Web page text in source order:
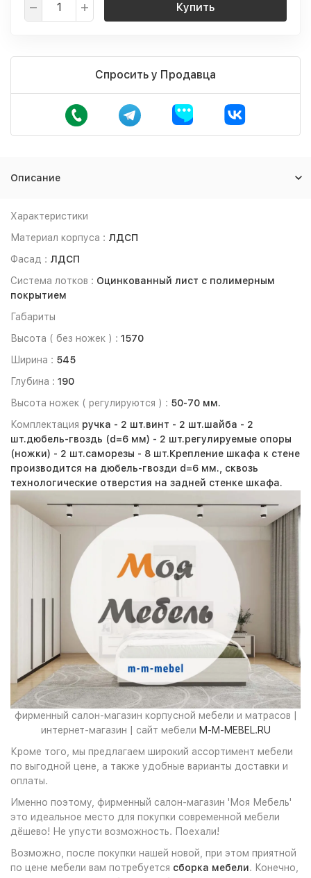
Купить
Спросить у Продавца
Описание
Характеристики
Материал корпуса : ЛДСП
Фасад : ЛДСП
Система лотков : Оцинкованный лист с полимерным
покрытием
Габариты
Высота ( без ножек ) : 1570
Ширина : 545
Глубина : 190
Высота ножек ( регулируются ) : 50-70 мм.
Комплектация ручка - 2 шт.винт - 2 шт.шайба - 2
шт.дюбель-гвоздь (d=6 мм) - 2 шт.регулируемые опоры
(ножки) - 2 шт.саморезы - 8 шт.Крепление шкафа к стене
производится на дюбель-гвозди d=6 мм., сквозь
технологические отверстия на задней стенке шкафа.
фирменный салон-магазин корпусной мебели и матрасов |
интернет-магазин | сайт мебели M-M-MEBEL.RU
Кроме того, мы предлагаем широкий ассортимент мебели
по выгодной цене, а также удобные варианты доставки и
оплаты.
Именно поэтому, фирменный салон-магазин 'Моя Мебель'
это идеальное место для покупки современной мебели
дёшево! Не упусти возможность. Поехали!
Возможно, после покупки нашей новой, при этом приятной
по цене мебели вам потребуется сборка мебели. Конечно,